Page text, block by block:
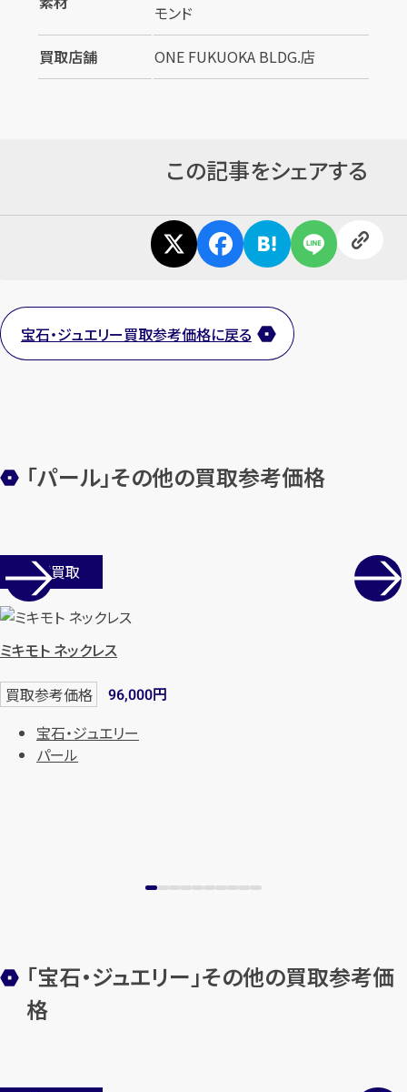
モンド
買取店舗
ONE FUKUOKA BLDG.店
この記事をシェアする
宝石・ジュエリー買取参考価格に戻る
「パール」その他の買取参考価格
店舗買取
ミキモト ネックレス
買取参考価格 96,000円
宝石・ジュエリー
パール
「宝石・ジュエリー」その他の買取参考価
格